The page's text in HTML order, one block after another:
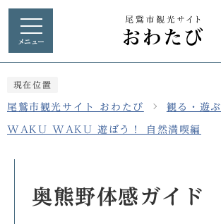
メニュー
現在位置
尾鷲市観光サイト おわたび 観る・遊ぶ
WAKU WAKU 遊ぼう！ 自然満喫編
奥熊野体感ガイド